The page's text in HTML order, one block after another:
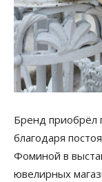
Бренд приобрёл
благодаря
Фоминой в
ювелирных